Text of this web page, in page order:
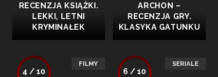
RECENZJA KSIĄŻKI.
LEKKI, LETNI
KRYMINAŁEK
ARCHON –
RECENZJA GRY.
KLASYKA GATUNKU
FILMY
4 / 10
SERIALE
6 / 10